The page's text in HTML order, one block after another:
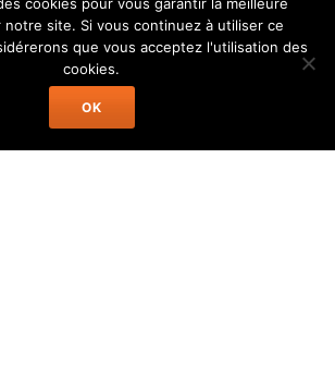
notre site. Si vous continuez à utiliser ce
que vous acceptez l'utilisation des
cookies.
OK